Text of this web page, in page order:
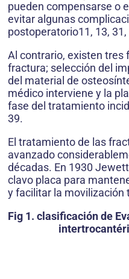
pueden compensarse o
evitar algunas
postoperatorio11, 13, 31,
Al contrario, existen tres
fractura; selección del
del material de
médico interviene y la
fase del tratamiento
39.
El tratamiento de las
avanzado
décadas. En 1930
clavo placa para
y facilitar la movilización
Fig 1. clasificación de